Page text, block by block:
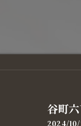
谷町
2024/